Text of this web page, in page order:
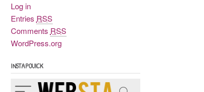
Log in
Entries RSS
Comments RSS
WordPress.org
INSTAPOUICK